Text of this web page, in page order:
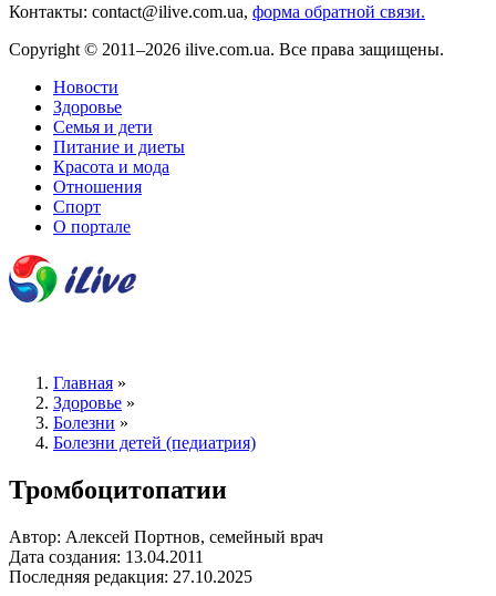
Контакты: contact@ilive.com.ua, форма обратной связи.
Copyright © 2011–2026 ilive.com.ua. Все права защищены.
Новости
Здоровье
Семья и дети
Питание и диеты
Красота и мода
Отношения
Спорт
О портале
Главная »
Здоровье »
Болезни »
Болезни детей (педиатрия)
Тромбоцитопатии
Автор: Алексей Портнов, семейный врач
Дата создания: 13.04.2011
Последняя редакция: 27.10.2025